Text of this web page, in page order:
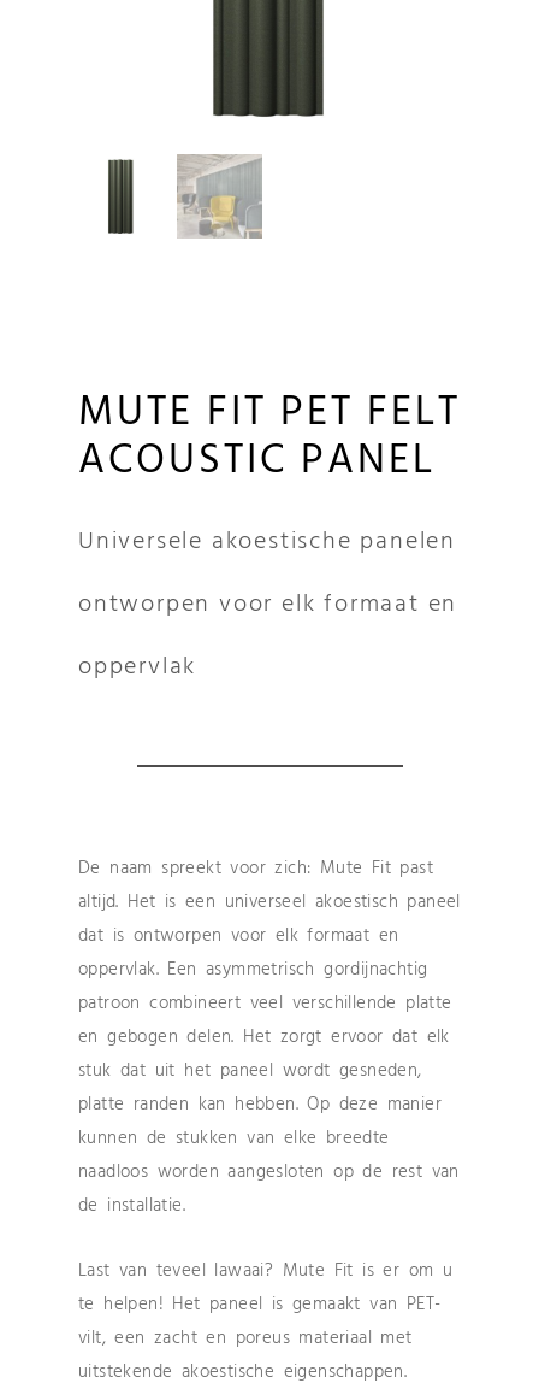
MUTE FIT PET FELT
ACOUSTIC PANEL
Universele akoestische panelen
ontworpen voor elk formaat en
oppervlak
De naam spreekt voor zich: Mute Fit past
altijd. Het is een universeel akoestisch paneel
dat is ontworpen voor elk formaat en
oppervlak. Een asymmetrisch gordijnachtig
patroon combineert veel verschillende platte
en gebogen delen. Het zorgt ervoor dat elk
stuk dat uit het paneel wordt gesneden,
platte randen kan hebben. Op deze manier
kunnen de stukken van elke breedte
naadloos worden aangesloten op de rest van
de installatie.
Last van teveel lawaai? Mute Fit is er om u
te helpen! Het paneel is gemaakt van PET-
vilt, een zacht en poreus materiaal met
uitstekende akoestische eigenschappen.